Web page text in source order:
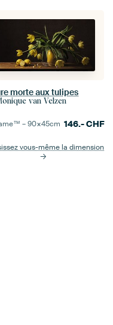
morte aux tulipes
van Velzen
–90×45cm 146.-CHF
vous-même la dimension